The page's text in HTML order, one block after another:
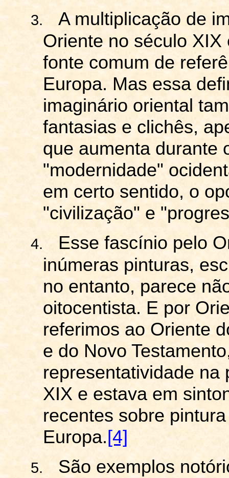
3.
A multiplicação de
Oriente no século
fonte comum de
Europa. Mas essa
imaginário oriental
fantasias e clichês,
que aumenta durante
"modernidade"
em certo sentido, o
"civilização" e
4. Essefascínio pelo
inúmeras pinturas,
no entanto, parece
oitocentista. E por
referimos ao Oriente
e do Novo
representatividade na
XIX e estava em
recentes sobre
Europa. [4]
5.
São exemplos